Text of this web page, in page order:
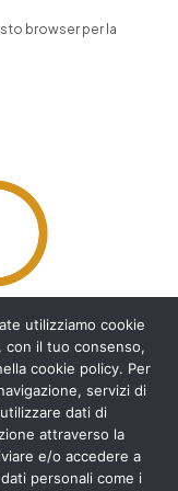
browser per la
utilizziamo cookie
con il tuo consenso,
cookie policy. Per
servizi di
dati di
attraverso la
e/o accedere a
personali come i